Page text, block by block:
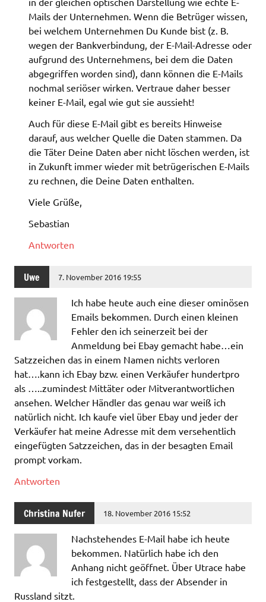
Mails der Unternehmen. Wenn die Betrüger wissen,
bei welchem Unternehmen Du Kunde bist (z. B.
wegen der Bankverbindung, der E-Mail-Adresse oder
aufgrund des Unternehmens, bei dem die Daten
abgegriffen worden sind), dann können die E-Mails
nochmal seriöser wirken. Vertraue daher besser
keiner E-Mail, egal wie gut sie aussieht!
Auch für diese E-Mail gibt es bereits Hinweise
darauf, aus welcher Quelle die Daten stammen. Da
die Täter Deine Daten aber nicht löschen werden, ist
in Zukunft immer wieder mit betrügerischen E-Mails
zu rechnen, die Deine Daten enthalten.
Viele Grüße,
Sebastian
Antworten
Uwe 7. November 2016 19:55
Ich habe heute auch eine dieser ominösen
Emails bekommen. Durch einen kleinen
Fehler den ich seinerzeit bei der
Anmeldung bei Ebay gemacht habe…ein
Satzzeichen das in einem Namen nichts verloren
hat….kann ich Ebay bzw. einen Verkäufer hundertpro
als …..zumindest Mittäter oder Mitverantwortlichen
ansehen. Welcher Händler das genau war weiß ich
natürlich nicht. Ich kaufe viel über Ebay und jeder der
Verkäufer hat meine Adresse mit dem versehentlich
eingefügten Satzzeichen, das in der besagten Email
prompt vorkam.
Antworten
Christina Nufer 18. November 2016 15:52
Nachstehendes E-Mail habe ich heute
bekommen. Natürlich habe ich den
Anhang nicht geöffnet. Über Utrace habe
ich festgestellt, dass der Absender in
Russland sitzt.